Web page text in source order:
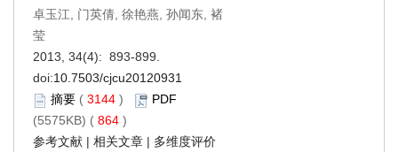
卓玉江, 门英倩, 徐艳燕, 孙闻东, 褚
莹
2013, 34(4): 893-899.
doi:10.7503/cjcu20120931
摘要 ( 3144 )
PDF
(5575KB) ( 864 )
参考文献 | 相关文章 | 多维度评价